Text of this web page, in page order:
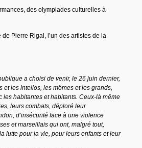
des olympiades culturelles à
Pierre Rigal, l’un des artistes de la
a choisi de venir, le 26 juin dernier,
et les intellos, les mômes et les grands,
les habitantes et habitants. Ceux-là même
leurs combats, déploré leur
d’insécurité face à une violence
et marseillais qui ont, malgré tout,
lutte pour la vie, pour leurs enfants et leur